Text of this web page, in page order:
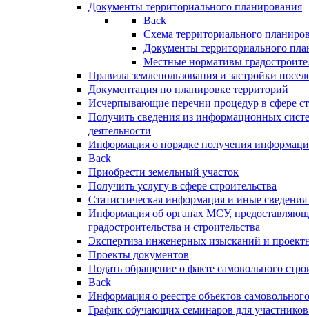
Документы территориального планирования
Back
Схема территориального
Документы территориального
Местные нормативы
Правила землепользования и застройки
Документация по планировке территорий
Исчерпывающие перечни процедур в сфере
Получить сведения из информационных
деятельности
Информация о порядке получения
Back
Приобрести земельный участок
Получить услугу в сфере строительства
Статистическая информация и иные сведения
Информация об органах МСУ,
градостроительства и строительства
Экспертиза инженерных изысканий и
Проекты документов
Подать обращение о факте самовольного
Back
Информация о реестре объектов
График обучающих семинаров для участников